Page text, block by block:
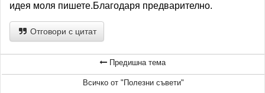
идея моля пишете.Благодаря предварително.
Отговори с цитат
Предишна тема
Всичко от "Полезни съвети"